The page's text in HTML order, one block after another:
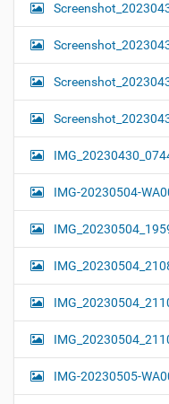
IMG-20230504-
IMG-20230505-